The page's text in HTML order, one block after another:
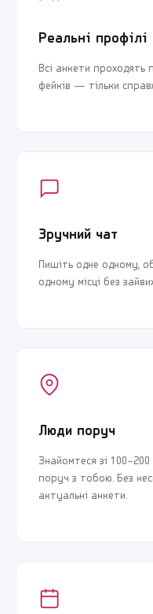
Реальні профілі
Всі анкети проходять
фейків — тільки
Зручний чат
Пишіть одне одному,
одному місці без
Люди поруч
Знайомтеся зі
поруч з тобою. Без
актуальні анкети.